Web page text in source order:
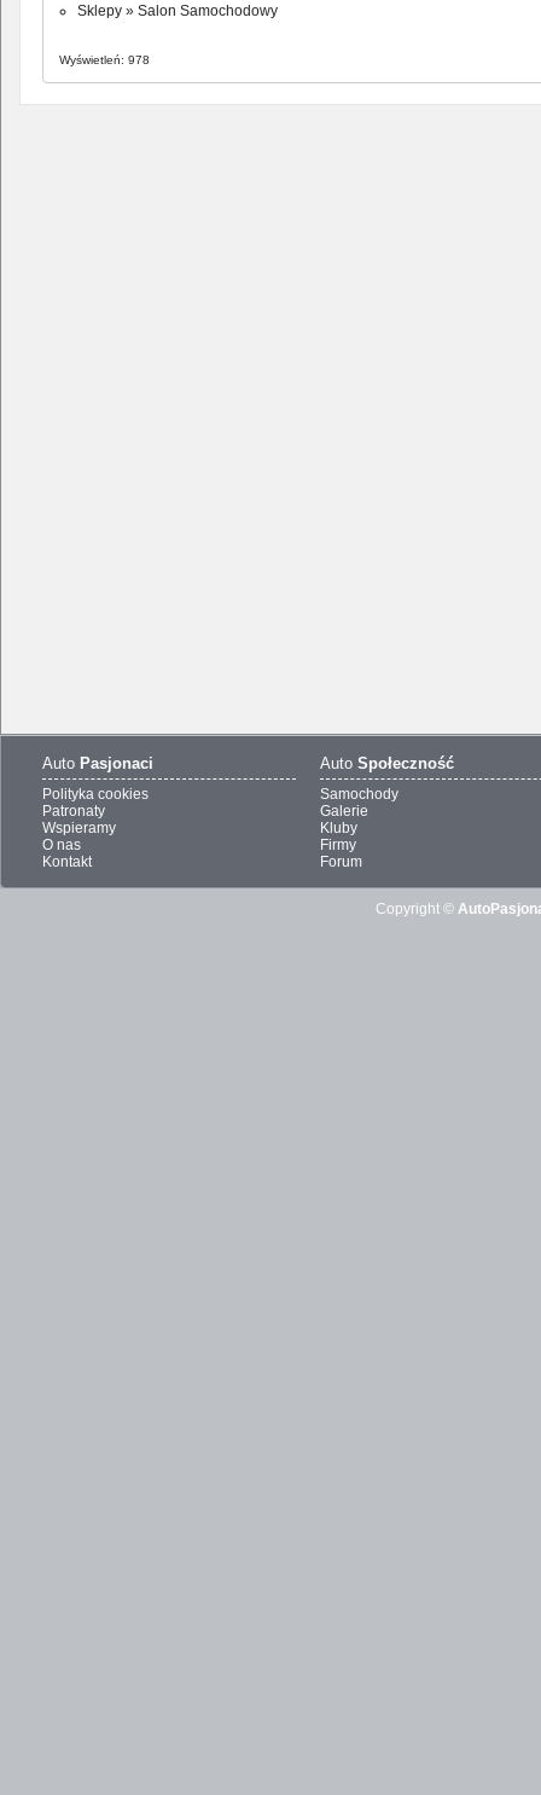
Sklepy» Salon Samochodowy
Wyświetleń: 978
Auto Pasjonaci
Polityka cookies
Patronaty
Wspieramy
O nas
Kontakt
Auto Społeczność
Samochody
Galerie
Kluby
Firmy
Forum
Copyright ©